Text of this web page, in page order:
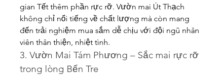
gian Tết thêm phần rực rỡ. Vườn mai Út Thạch
không chỉ nổi tiếng về chất lượng mà còn mang
đến trải nghiệm mua sắm dễ chịu với đội ngũ nhân
viên thân thiện, nhiệt tình.
3. Vườn Mai Tám Phương – Sắc mai rực rỡ
trong lòng Bến Tre